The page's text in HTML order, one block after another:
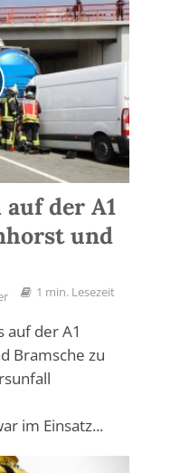
der A1
und
1 min. Lesezeit
der A1
Bramsche zu
im Einsatz...